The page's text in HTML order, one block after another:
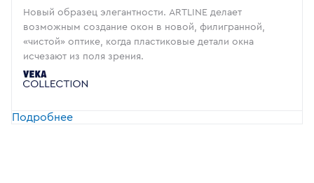
Новый образец элегантности. ARTLINE делает
возможным создание окон в новой, филигранной,
«чистой» оптике, когда пластиковые детали окна
исчезают из поля зрения.
Подробнее